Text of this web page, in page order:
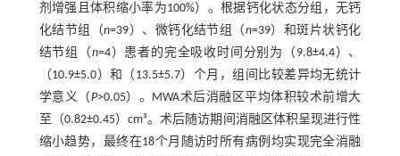
剂增强且体积缩小率为100%）。根据钙化状态分组，无钙
化结节组（n=39）、微钙化结节组（n=39）和斑片状钙化
结节组（n=4）患者的完全吸收时间分别为（9.8±4.4）、
（10.9±5.0）和（13.5±5.7）个月，组间比较差异均无统计
学意义（P>0.05）。MWA术后消融区平均体积较术前增大
至（0.82±0.45）cm³。术后随访期间消融区体积呈现进行性
缩小趋势，最终在18个月随访时所有病例均实现完全消融